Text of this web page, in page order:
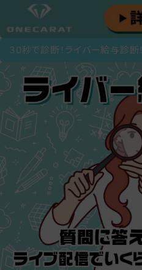
30秒で診断！ライバー給与診断！